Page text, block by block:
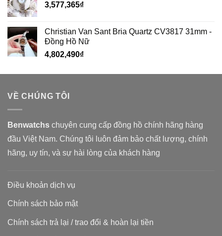
3,577,365₫
Christian Van Sant Bria Quartz CV3817 31mm -
Đồng Hồ Nữ
4,802,490₫
VỀ CHÚNG TÔI
Benwatchs chuyên cung cấp đồng hồ chính hãng hàng
đầu Việt Nam. Chúng tôi luôn đảm bảo chất lượng, chính
hãng, uy tín, và sự hài lòng của khách hàng
Điều khoản dịch vụ
Chính sách bảo mật
Chính sách trả lại / trao đổi & hoàn lại tiền